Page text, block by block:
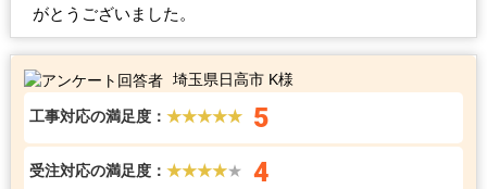
がとうございました。
埼玉県日高市 K様
工事対応の満足度： ★★★★★ 5
受注対応の満足度： ★★★★★ 4